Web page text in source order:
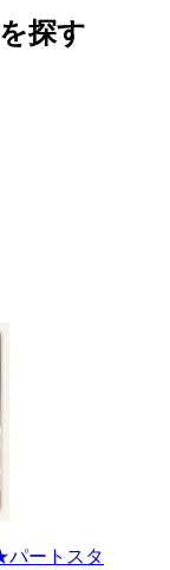
探す
パートスタ